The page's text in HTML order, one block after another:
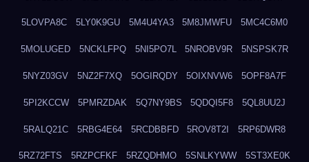
5LOVPA8C 5LY0K9GU 5M4U4YA3 5M8JMWFU 5MC4C6M0
5MOLUGED 5NCKLFPQ 5NI5PO7L 5NROBV9R 5NSPSK7R
5NYZ03GV 5NZ2F7XQ 5OGIRQDY 5OIXNVW6 5OPF8A7F
5PI2KCCW 5PMRZDAK 5Q7NY9BS 5QDQI5F8 5QL8UU2J
5RALQ21C 5RBG4E64 5RCDBBFD 5ROV8T2I 5RP6DWR8
5RZ72FTS 5RZPCFKF 5RZQDHMO 5SNLKYWW 5ST3XE0K